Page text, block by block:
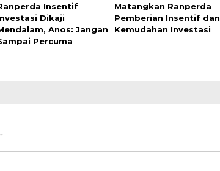
Insentif
Dikaji
Anos: Jangan
Percuma
Matangkan Ranperda
Pemberian Insentif dan
Kemudahan Investasi
*